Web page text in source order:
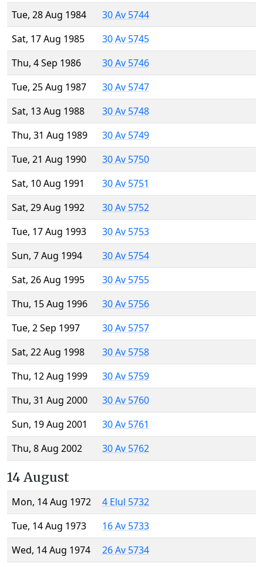
Tue, 28 Aug 1984
30 Av 5744
Sat, 17 Aug 1985
30 Av 5745
Thu, 4 Sep 1986
30 Av 5746
Tue, 25 Aug 1987
30 Av 5747
Sat, 13 Aug 1988
30 Av 5748
Thu, 31 Aug 1989
30 Av 5749
Tue, 21 Aug 1990
30 Av 5750
Sat, 10 Aug 1991
30 Av 5751
Sat, 29 Aug 1992
30 Av 5752
Tue, 17 Aug 1993
30 Av 5753
Sun, 7 Aug 1994
30 Av 5754
Sat, 26 Aug 1995
30 Av 5755
Thu, 15 Aug 1996
30 Av 5756
Tue, 2 Sep 1997
30 Av 5757
Sat, 22 Aug 1998
30 Av 5758
Thu, 12 Aug 1999
30 Av 5759
Thu, 31 Aug 2000
30 Av 5760
Sun, 19 Aug 2001
30 Av 5761
Thu, 8 Aug 2002
30 Av 5762
14 August
Mon, 14 Aug 1972
4 Elul 5732
Tue, 14 Aug 1973
16 Av 5733
Wed, 14 Aug 1974
26 Av 5734